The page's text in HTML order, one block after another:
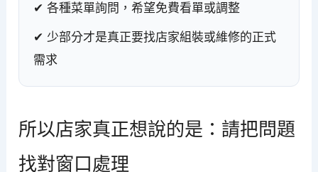
✔ 各種菜單詢問，希望免費看單或調整
✔ 少部分才是真正要找店家組裝或維修的正式
需求
所以店家真正想說的是：請把問題
找對窗口處理